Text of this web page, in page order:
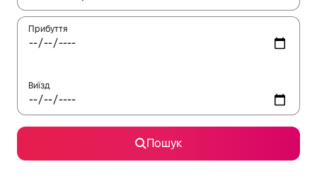
Прибуття
Виїзд
Пошук